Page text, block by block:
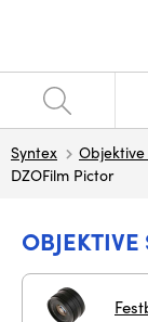
Syntex
DZOFilm Pictor